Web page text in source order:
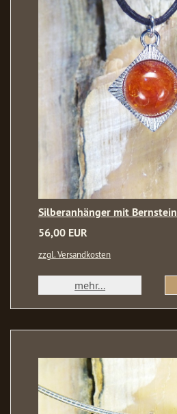
Silberanhänger mit Bernstein
56,00 EUR
zzgl. Versandkosten
mehr...